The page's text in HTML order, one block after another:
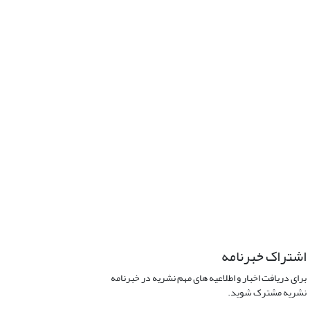
اشتراک خبرنامه
برای دریافت اخبار و اطلاعیه های مهم نشریه در خبرنامه
نشریه مشترک شوید.